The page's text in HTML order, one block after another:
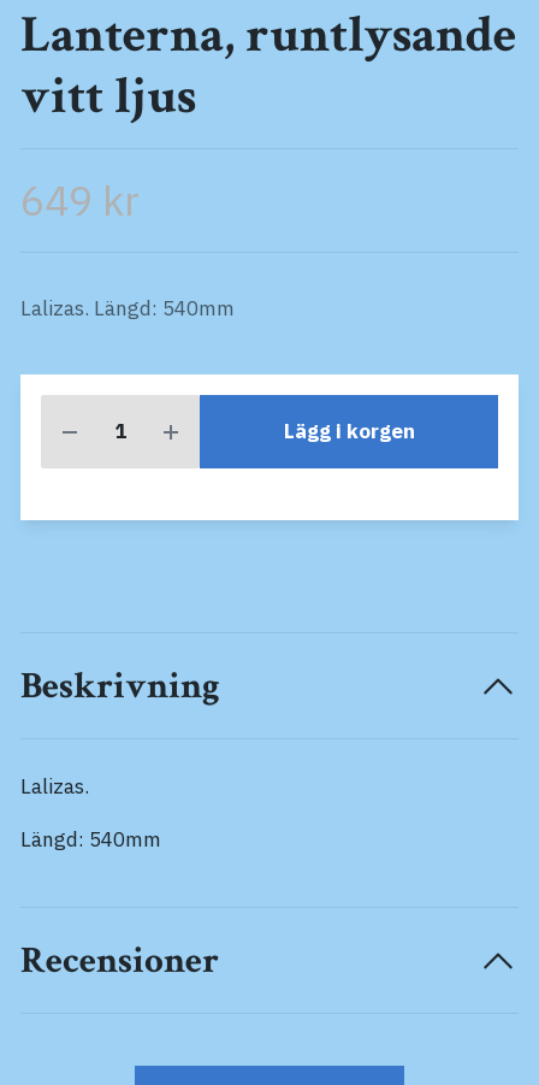
Lanterna, runtlysande
vitt ljus
649 kr
Lalizas. Längd: 540mm
Lägg i korgen
Beskrivning
Lalizas.
Längd: 540mm
Recensioner